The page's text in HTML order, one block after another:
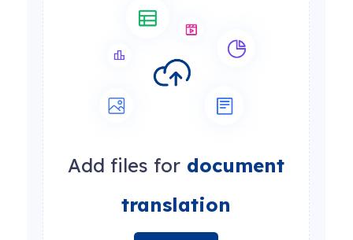
Add files for document
translation